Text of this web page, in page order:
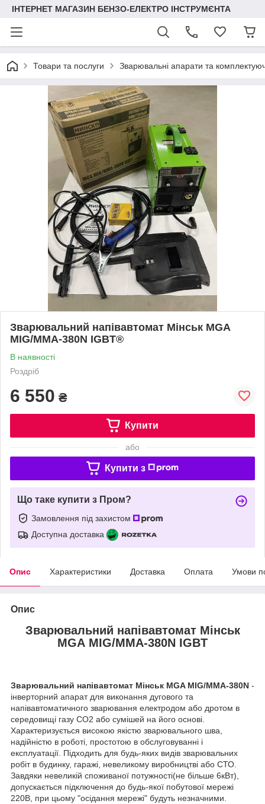
ІНТЕРНЕТ МАГАЗИН БЕНЗО-ЕЛЕКТРО ІНСТРУМЄНТА
Товари та послуги Зварювальні апарати та
Зварювальний напівавтомат Мінськ МGА
MIG/MMA-380N IGBT®
В наявності
Роздріб
6 550 ₴
Купити
або
Купити з
Що таке купити з Пром?
Замовлення під захистом
Доступна доставка
Опис Характеристики Доставка Оплата Умови
Опис
Зварювальний напівавтомат Мінськ
МGА MIG/MMA-380N IGBT
Зварювальний напівавтомат Мінськ MGA MIG/MMA-380N -
інверторний апарат для виконання дугового та
напівавтоматичного зварювання електродом або дротом в
середовищі газу СО2 або сумішей на його основі.
Характеризується високою якістю зварювального шва,
надійністю в роботі, простотою в обслуговуванні і
експлуатації. Підходить для будь-яких видів зварювальних
робіт в будинку, гаражі, невеликому виробництві або СТО.
Завдяки невеликій споживаної потужності(не більше 6кВт),
допускається підключення до будь-якої побутової мережі
220В, при цьому "осідання мережі" будуть незначними.